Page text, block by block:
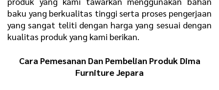
baku yang berkualitas tinggi serta proses pengerjaan
yang sangat teliti dengan harga yang sesuai dengan
kualitas produk yang kami berikan.
Cara Pemesanan Dan Pembelian Produk Dima
Furniture Jepara